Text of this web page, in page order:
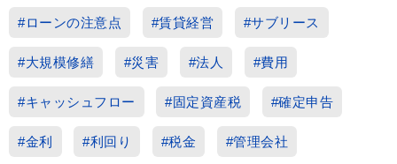
#ローンの注意点 #賃貸経営 #サブリース
#大規模修繕 #災害 #法人 #費用
#キャッシュフロー #固定資産税 #確定申告
#金利 #利回り #税金 #管理会社